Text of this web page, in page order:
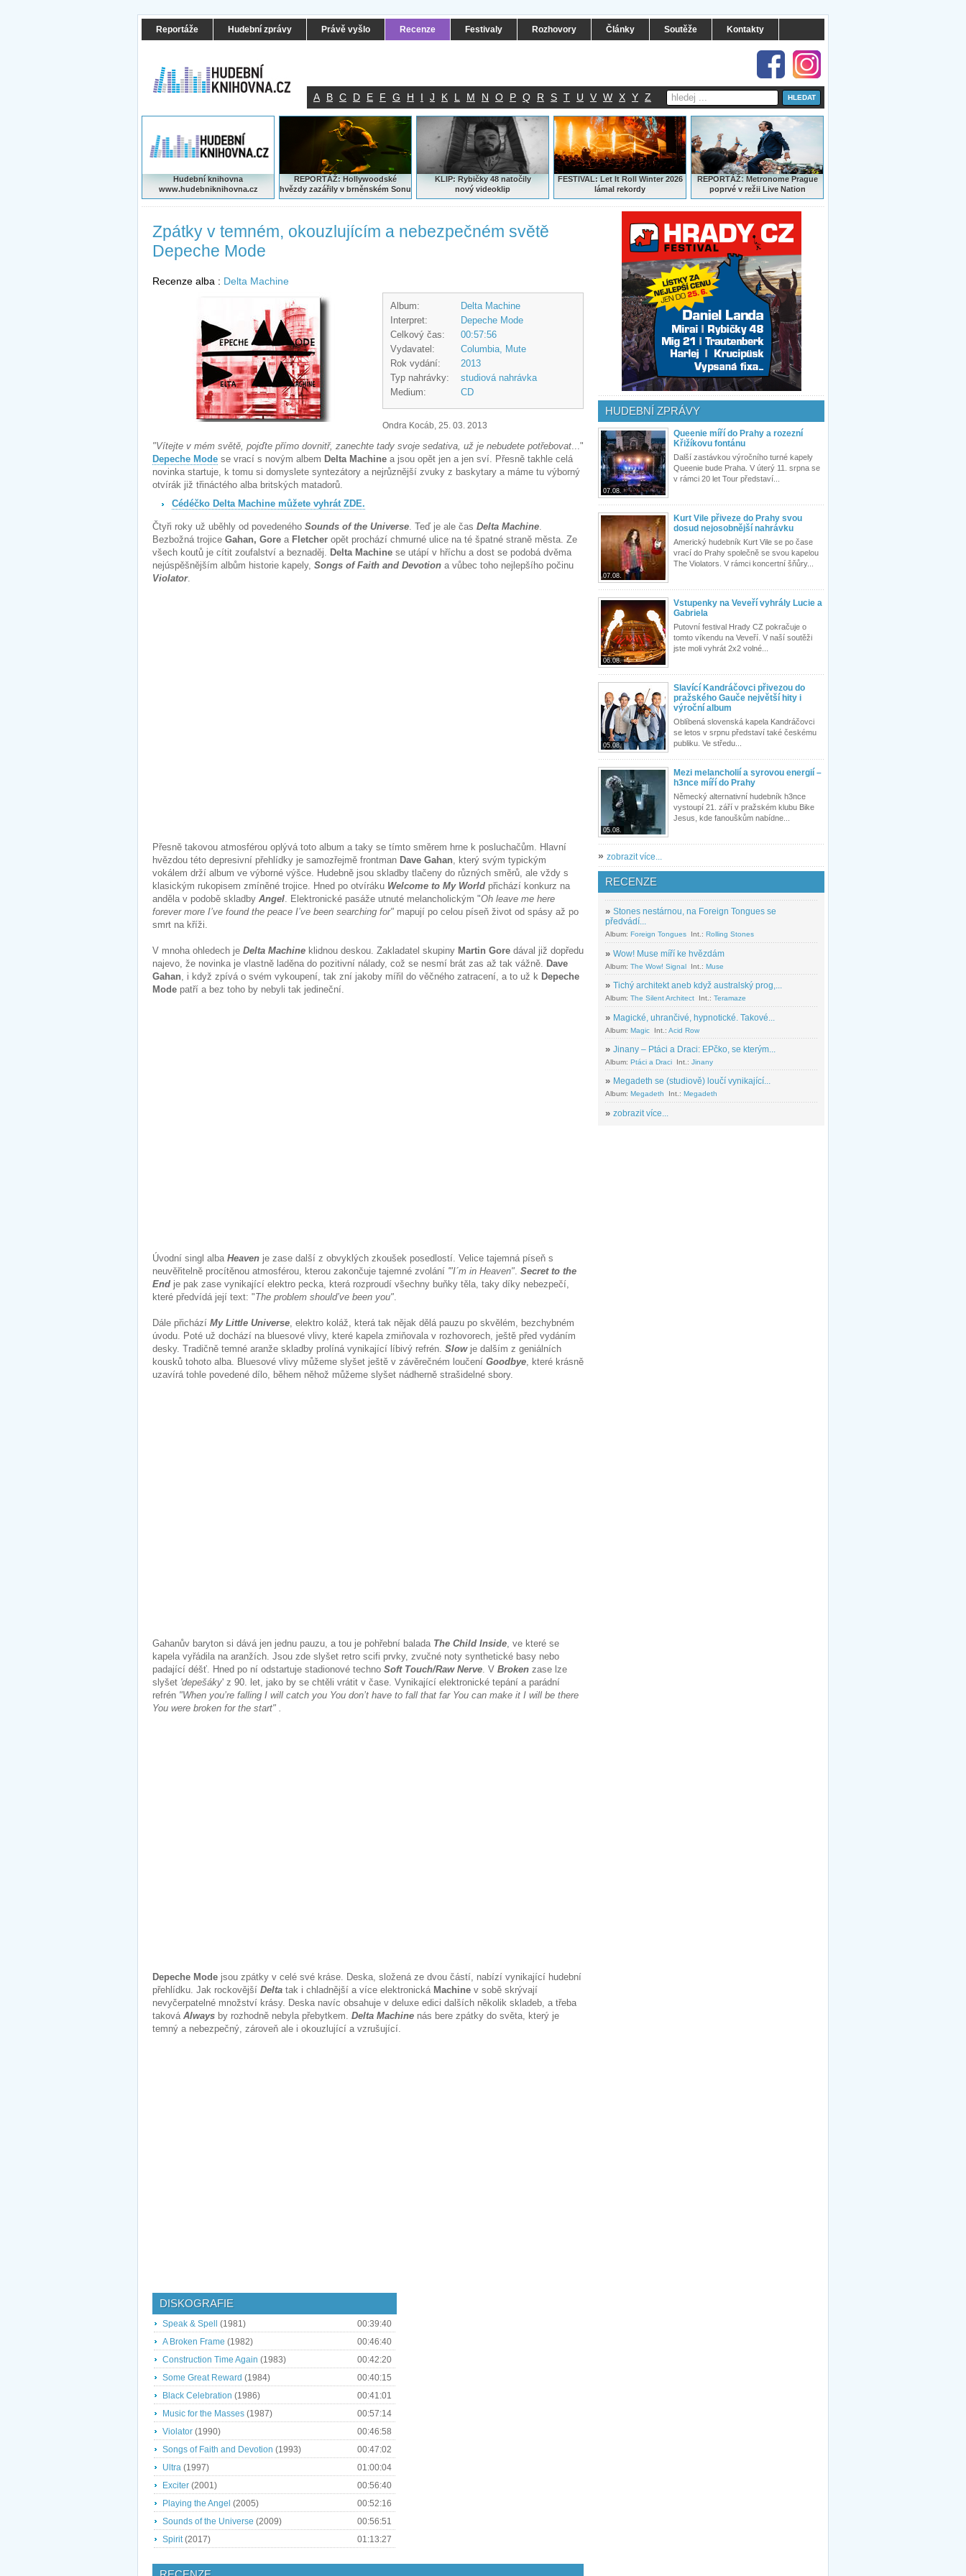
Reportáže Hudební zprávy Právě vyšlo Recenze Festivaly Rozhovory Články Soutěže Kontakty
A B C D E F G H I J K L M N O P Q R S T U V W X Y Z
Hudební knihovna
www.hudebniknihovna.cz
REPORTÁŽ: Hollywoodské
hvězdy zazářily v brněnském Sonu
KLIP: Rybičky 48 natočily
nový videoklip
FESTIVAL: Let It Roll Winter 2026
lámal rekordy
REPORTÁŽ:Metronome Prague
poprvé v režii Live Nation
Zpátky v temném, okouzlujícím a nebezpečném světě
Depeche Mode
Recenze alba : Delta Machine
Album:
Delta Machine
Interpret:
Depeche Mode
Celkový čas:
00:57:56
Vydavatel:
Columbia, Mute
Rok vydání:
2013
Typ nahrávky:
studiová nahrávka
Medium:
CD
Ondra Kocáb, 25. 03. 2013
"Vítejte v mém světě, pojďte přímo dovnitř, zanechte tady svoje sedativa, už je nebudete potřebovat..."
Depeche Mode se vrací s novým albem Delta Machine a jsou opět jen a jen sví. Přesně takhle celá
novinka startuje, k tomu si domyslete syntezátory a nejrůznější zvuky z baskytary a máme tu výborný
otvírák již třináctého alba britských matadorů.
Cédéčko Delta Machine můžete vyhrát ZDE.
Čtyři roky už uběhly od povedeného Sounds of the Universe. Teď je ale čas Delta Machine.
Bezbožná trojice Gahan, Gore a Fletcher opět prochází chmurné ulice na té špatné straně města. Ze
všech koutů je cítit zoufalství a beznaděj. Delta Machine se utápí v hříchu a dost se podobá dvěma
nejúspěšnějším albům historie kapely, Songs of Faith and Devotion a vůbec toho nejlepšího počinu
Violator.
Přesně takovou atmosférou oplývá toto album a taky se tímto směrem hrne k posluchačům. Hlavní
hvězdou této depresivní přehlídky je samozřejmě frontman Dave Gahan, který svým typickým
vokálem drží album ve výborné výšce. Hudebně jsou skladby tlačeny do různých směrů, ale vždy s
klasickým rukopisem zmíněné trojice. Hned po otvíráku Welcome to My World přichází konkurz na
anděla v podobě skladby Angel. Elektronické pasáže utnuté melancholickým "Oh leave me here
forever more I’ve found the peace I’ve been searching for" mapují po celou píseň život od spásy až po
smrt na kříži.
V mnoha ohledech je Delta Machine klidnou deskou. Zakladatel skupiny Martin Gore dával již dopředu
najevo, že novinka je vlastně laděna do pozitivní nálady, což se nesmí brát zas až tak vážně. Dave
Gahan, i když zpívá o svém vykoupení, tak zní jakoby mířil do věčného zatracení, a to už k Depeche
Mode patří a bez toho by nebyli tak jedineční.
Úvodní singl alba Heaven je zase další z obvyklých zkoušek posedlostí. Velice tajemná píseň s
neuvěřitelně procítěnou atmosférou, kterou zakončuje tajemné zvolání '"I´m in Heaven". Secret to the
End je pak zase vynikající elektro pecka, která rozproudí všechny buňky těla, taky díky nebezpečí,
které předvídá její text: "The problem should’ve been you".
Dále přichází My Little Universe, elektro koláž, která tak nějak dělá pauzu po skvělém, bezchybném
úvodu. Poté už dochází na bluesové vlivy, které kapela zmiňovala v rozhovorech, ještě před vydáním
desky. Tradičně temné aranže skladby prolíná vynikající líbivý refrén. Slowje dalším z geniálních
kousků tohoto alba. Bluesové vlivy můžeme slyšet ještě v závěrečném loučení Goodbye, které krásně
uzavírá tohle povedené dílo, během něhož můžeme slyšet nádherně strašidelné sbory.
Gahanův baryton si dává jen jednu pauzu, a tou je pohřební balada The Child Inside, ve které se
kapela vyřádila na aranžích. Jsou zde slyšet retro scifi prvky, zvučné noty synthetické basy nebo
padající déšť. Hned po ní odstartuje stadionové techno Soft Touch/Raw Nerve. V Broken zase lze
slyšet 'depešáky' z 90. let, jako by se chtěli vrátit v čase. Vynikající elektronické tepání a parádní
refrén "When you’re falling I will catch you You don’t have to fall that far You can make it I will be there
You were broken for the start" .
Depeche Mode jsou zpátky v celé své kráse. Deska, složená ze dvou částí, nabízí vynikající hudební
přehlídku. Jak rockovější Delta tak i chladnější a více elektronická Machine v sobě skrývají
nevyčerpatelné množství krásy. Deska navíc obsahuje v deluxe edici dalších několik skladeb, a třeba
taková Always by rozhodně nebyla přebytkem. Delta Machine nás bere zpátky do světa, který je
temný a nebezpečný, zároveň ale i okouzlující a vzrušující.
DISKOGRAFIE
Speak & Spell (1981)
00:39:40
A Broken Frame (1982)
00:46:40
Construction Time Again (1983)
00:42:20
Some Great Reward (1984)
00:40:15
Black Celebration (1986)
00:41:01
Music for the Masses (1987)
00:57:14
Violator (1990)
00:46:58
Songs of Faith and Devotion (1993)
00:47:02
Ultra (1997)
01:00:04
Exciter (2001)
00:56:40
Playing the Angel (2005)
00:52:16
Sounds of the Universe (2009)
00:56:51
Spirit(2017) 01:13:27
HUDEBNÍ ZPRÁVY
07.08.
Queenie míří do Prahy a rozezní
Křižíkovu fontánu
Další zastávkou výročního turné kapely
Queenie bude Praha. V úterý 11. srpna se
v rámci 20 let Tour představí...
07.08.
Kurt Vile přiveze do Prahy svou
dosud nejosobnější nahrávku
Americký hudebník Kurt Vile se po čase
vrací do Prahy společně se svou kapelou
The Violators. V rámci koncertní šňůry...
06.08.
Vstupenky na Veveří vyhrály Lucie a
Gabriela
Putovní festival Hrady CZ pokračuje o
tomto víkendu na Veveří. V naší soutěži
jste moli vyhrát 2x2 volné...
05.08.
Slavící Kandráčovci přivezou do
pražského Gauče největší hity i
výroční album
Oblíbená slovenská kapela Kandráčovci
se letos v srpnu představí také českému
publiku. Ve středu...
05.08.
Mezi melancholií a syrovou energií –
h3nce míří do Prahy
Německý alternativní hudebník h3nce
vystoupí 21. září v pražském klubu Bike
Jesus, kde fanouškům nabídne...
» zobrazit více...
RECENZE
» Stones nestárnou, na Foreign Tongues se
předvádí...
Album: Foreign Tongues Int.: Rolling Stones
» Wow! Muse míří ke hvězdám
Album: The Wow! Signal Int.: Muse
» Tichý architekt aneb když australský prog,...
Album: The Silent Architect Int.: Teramaze
» Magické, uhrančivé, hypnotické. Takové...
Album: Magic Int.: Acid Row
» Jinany – Ptáci a Draci: EPčko, se kterým...
Album: Ptáci a Draci Int.: Jinany
» Megadeth se (studiově) loučí vynikající...
Album: Megadeth Int.: Megadeth
» zobrazit více...